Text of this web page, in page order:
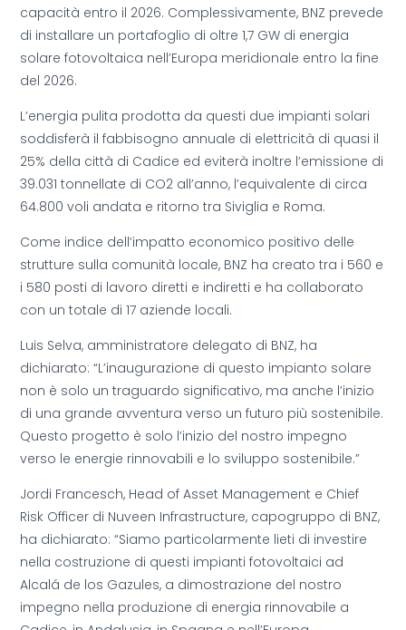
capacità entro il 2026. Complessivamente, BNZ prevede
di installare un portafoglio di oltre 1,7 GW di energia
solare fotovoltaica nell’Europa meridionale entro la fine
del 2026.
L’energia pulita prodotta da questi due impianti solari
soddisferà il fabbisogno annuale di elettricità di quasi il
25% della città di Cadice ed eviterà inoltre l’emissione di
39.031 tonnellate di CO2 all’anno, l’equivalente di circa
64.800 voli andata e ritorno tra Siviglia e Roma.
Come indice dell’impatto economico positivo delle
strutture sulla comunità locale, BNZ ha creato tra i 560 e
i 580 posti di lavoro diretti e indiretti e ha collaborato
con un totale di 17 aziende locali.
Luis Selva, amministratore delegato di BNZ, ha
dichiarato: “L’inaugurazione di questo impianto solare
non è solo un traguardo significativo, ma anche l’inizio
di una grande avventura verso un futuro più sostenibile.
Questo progetto è solo l’inizio del nostro impegno
verso le energie rinnovabili e lo sviluppo sostenibile.”
Jordi Francesch, Head of Asset Management e Chief
Risk Officer di Nuveen Infrastructure, capogruppo di BNZ,
ha dichiarato: “Siamo particolarmente lieti di investire
nella costruzione di questi impianti fotovoltaici ad
Alcalá de los Gazules, a dimostrazione del nostro
impegno nella produzione di energia rinnovabile a